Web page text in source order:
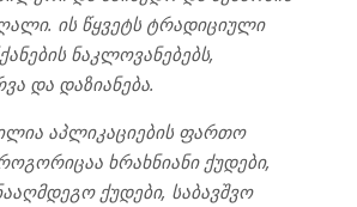
ის წყვეტს ტრადიციული
ნაკლოვანებებს,
და დაზიანება.
აპლიკაციების ფართო
ხრახნიანი ქუდები,
ქუდები, საბავშვო